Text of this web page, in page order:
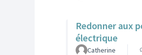
Redonner aux
électrique
Catherine